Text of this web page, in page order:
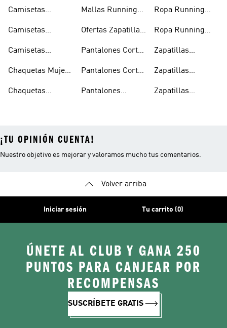
Camisetas
Camisetas
Camisetas
Chaquetas Mujer
Chaquetas
Mallas Running
Ofertas Zapatillas
Pantalones Cortos
Pantalones Cortos
Pantalones
Ropa Running
Ropa Running
Zapatillas
Zapatillas
Zapatillas
¡TU OPINIÓN CUENTA!
Nuestro objetivo es mejorar y valoramos mucho tus comentarios.
Volver arriba
Iniciar sesión Tu carrito (0)
ÚNETE AL CLUB Y GANA 250
PUNTOS PARA CANJEAR POR
RECOMPENSAS
SUSCRÍBETE GRATIS